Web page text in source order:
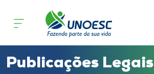
Cursos
Publicações Legais